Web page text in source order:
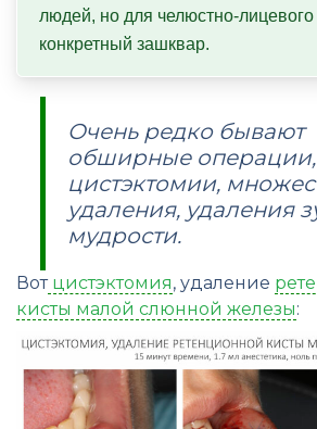
людей, но для челюстно-лицевого
конкретный зашквар.
Очень редко бывают
обширные
цистэктомии,
удаления, удаления
мудрости.
Вотцистэктомия, удаление
кисты малой слюнной железы: